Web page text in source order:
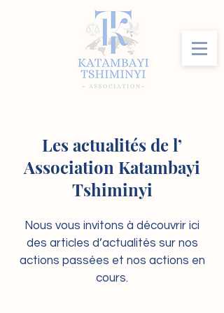
Les actualités de l’
Association Katambayi
Tshiminyi
Nous vous invitons à découvrir ici
des articles d’actualités sur nos
actions passées et nos actions en
cours.